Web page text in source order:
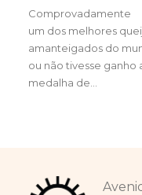
Comprovadamente
um dos melhores
amanteigados do
ou não tivesse ganho
medalha de…